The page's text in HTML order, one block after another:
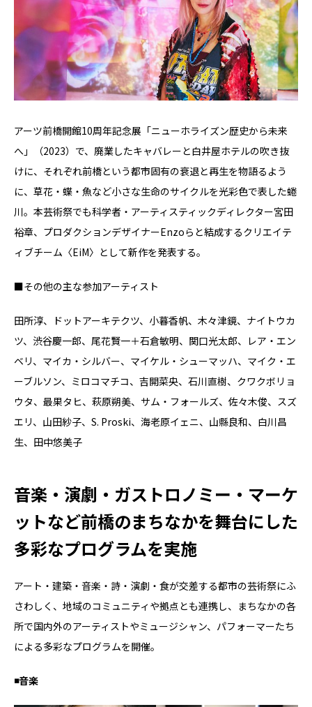
アーツ前橋開館10周年記念展「ニューホライズン歴史から未来
へ」（2023）で、廃業したキャバレーと⽩井屋ホテルの吹き抜
けに、それぞれ前橋という都市固有の衰退と再⽣を物語るよう
に、草花・蝶・魚など小さな⽣命のサイクルを光彩色で表した蜷
川。本芸術祭でも科学者・アーティスティックディレクター宮⽥
裕章、プロダクションデザイナーEnzoらと結成するクリエイテ
ィブチーム〈EiM〉として新作を発表する。
■その他の主な参加アーティスト
⽥所淳、ドットアーキテクツ、小暮⾹帆、木々津鏡、ナイトウカ
ツ、渋谷慶⼀郎、尾花賢⼀＋石倉敏明、関口光太郎、レア・エン
ベリ、マイカ・シルバー、マイケル・シューマッハ、マイク・エ
ーブルソン、ミロコマチコ、吉開菜央、石川直樹、クワクボリョ
ウタ、最果タヒ、萩原朔美、サム‧フォールズ、佐々木俊、スズ
エリ、山⽥紗⼦、S. Proski、海老原イェニ、山縣良和、⽩川昌
⽣、⽥中悠美⼦
音楽・演劇・ガストロノミー・マーケ
ットなど前橋のまちなかを舞台にした
多彩なプログラムを実施
アート・建築・⾳楽・詩・演劇・⾷が交差する都市の芸術祭にふ
さわしく、地域のコミュニティや拠点とも連携し、まちなかの各
所で国内外のアーティストやミュージシャン、パフォーマーたち
による多彩なプログラムを開催。
◾️音楽